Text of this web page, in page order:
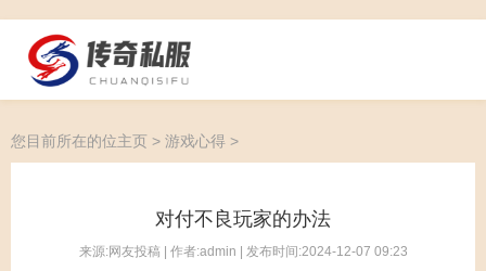
您目前所在的位主页 > 游戏心得 >
对付不良玩家的办法
来源:网友投稿 | 作者:admin | 发布时间:2024-12-07 09:23